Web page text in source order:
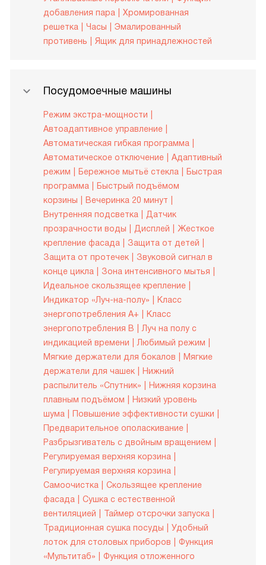
добавления пара
Хромированная
решетка
Часы
Эмалированный
противень
Ящик для принадлежностей
Посудомоечные машины
Режим экстра-мощности
Автоадаптивное управление
Автоматическая гибкая программа
Автоматическое отключение
Адаптивный
режим
Бережное мытьё стекла
Быстрая
программа
Быстрый подъёмом
корзины
Вечеринка 20 минут
Внутренняя подсветка
Датчик
прозрачности воды
Дисплей
Жесткое
крепление фасада
Защита от детей
Защита от протечек
Звуковой сигнал в
конце цикла
Зона интенсивного мытья
Идеальное скользящее крепление
Индикатор «Луч-на-полу»
Класс
энергопотребления A+
Класс
энергопотребления B
Луч на полу с
индикацией времени
Любимый режим
Мягкие держатели для бокалов
Мягкие
держатели для чашек
Нижний
распылитель «Спутник»
Нижняя корзина
плавным подъёмом
Низкий уровень
шума
Повышение эффективности сушки
Предварительное ополаскивание
Разбрызгиватель с двойным вращением
Регулируемая верхняя корзина
Регулируемая верхняя корзина
Самоочистка
Скользящее крепление
фасада
Сушка с естественной
вентиляцией
Таймер отсрочки запуска
Традиционная сушка посуды
Удобный
лоток для столовых приборов
Функция
«Мультитаб»
Функция отложенного